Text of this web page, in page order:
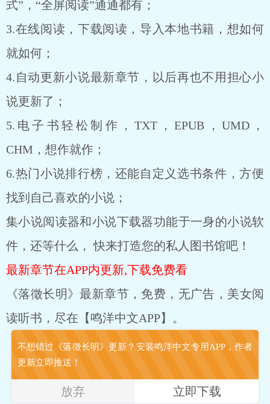
式”，“全屏阅读”通通都有；
3.在线阅读，下载阅读，导入本地书籍，想如何
就如何；
4.自动更新小说最新章节，以后再也不用担心小
说更新了；
5.电子书轻松制作，TXT，EPUB，UMD，
CHM，想作就作；
6.热门小说排行榜，还能自定义选书条件，方便
找到自己喜欢的小说；
集小说阅读器和小说下载器功能于一身的小说软
件，还等什么， 快来打造您的私人图书馆吧！
最新章节在APP内更新,下载免费看
《落徵长明》最新章节，免费，无广告，美女阅
读听书，尽在【鸣洋中文APP】。
不想错过《落徵长明》更新？安装鸣洋中文专用APP，作者
更新立即推送！
放弃 立即下载